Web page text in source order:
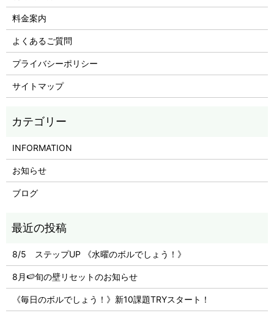
料金案内
よくあるご質問
プライバシーポリシー
サイトマップ
INFORMATION
お知らせ
ブログ
8/5 ステップUP 《水曜のボルでしょう！》
8月🍉旬の壁リセットのお知らせ
《毎日のボルでしょう！》新10課題TRYスタート！